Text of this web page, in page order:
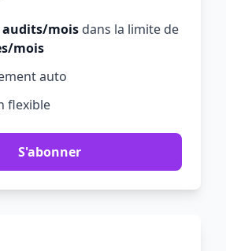
audits/mois dans la limite de
mois
auto
flexible
S'abonner